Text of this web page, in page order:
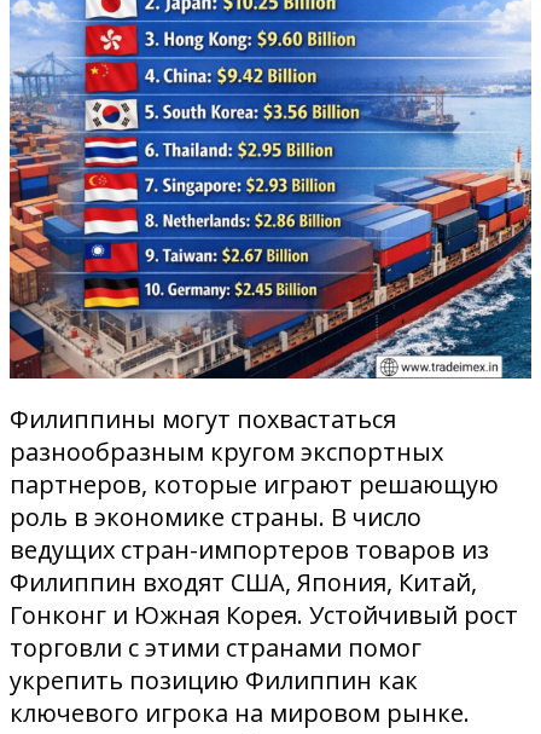
Филиппины могут похвастаться
разнообразным кругом экспортных
партнеров, которые играют решающую
роль в экономике страны. В число
ведущих стран-импортеров товаров из
Филиппин входят США, Япония, Китай,
Гонконг и Южная Корея. Устойчивый рост
торговли с этими странами помог
укрепить позицию Филиппин как
ключевого игрока на мировом рынке.